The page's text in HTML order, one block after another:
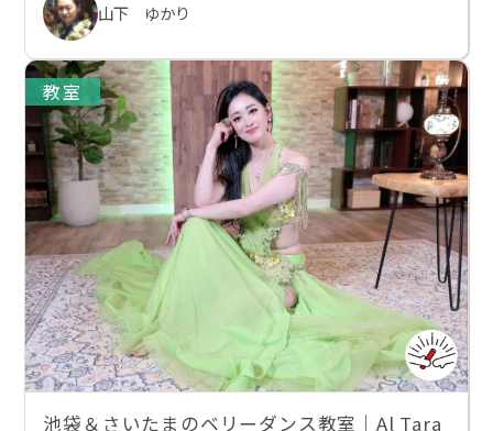
山下 ゆかり
教室
池袋＆さいたまのベリーダンス教室｜Al Tara